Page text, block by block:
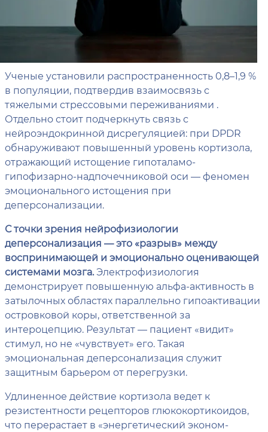
Ученые установили распространенность 0,8–1,9 %
в популяции, подтвердив взаимосвязь с
тяжелыми стрессовыми переживаниями .
Отдельно стоит подчеркнуть связь с
нейроэндокринной дисрегуляцией: при DPDR
обнаруживают повышенный уровень кортизола,
отражающий истощение гипоталамо-
гипофизарно-надпочечниковой оси — феномен
эмоционального истощения при
деперсонализации.
С точки зрения нейрофизиологии
деперсонализация — это «разрыв» между
воспринимающей и эмоционально оценивающей
системами мозга.Электрофизиология
демонстрирует повышенную альфа-активность в
затылочных областях параллельно гипоактивации
островковой коры, ответственной за
интероцепцию. Результат — пациент «видит»
стимул, но не «чувствует» его. Такая
эмоциональная деперсонализация служит
защитным барьером от перегрузки.
Удлиненное действие кортизола ведет к
резистентности рецепторов глюкокортикоидов,
что перерастает в «энергетический эконом-